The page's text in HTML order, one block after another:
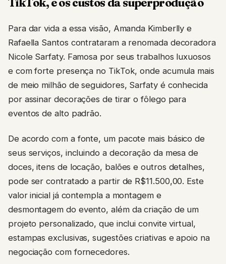
Para dar vida a essa visão, Amanda Kimberlly e
Rafaella Santos contrataram a renomada decoradora
Nicole Sarfaty. Famosa por seus trabalhos luxuosos
e com forte presença no TikTok, onde acumula mais
de meio milhão de seguidores, Sarfaty é conhecida
por assinar decorações de tirar o fôlego para
eventos de alto padrão.
De acordo com a fonte, um pacote mais básico de
seus serviços, incluindo a decoração da mesa de
doces, itens de locação, balões e outros detalhes,
pode ser contratado a partir de R$11.500,00. Este
valor inicial já contempla a montagem e
desmontagem do evento, além da criação de um
projeto personalizado, que inclui convite virtual,
estampas exclusivas, sugestões criativas e apoio na
negociação com fornecedores.